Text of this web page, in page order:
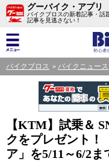
グーバイク・アプリ
バイクブロスの新着記事・話
記事を見逃さない！
バイクブロス バイクニュース
【KTM】試乗＆
クをプレゼント！
ア」を5/11～6/2ま